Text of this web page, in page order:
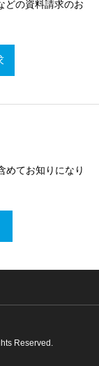
どの資料請求のお
めてお知りになり
Reserved.